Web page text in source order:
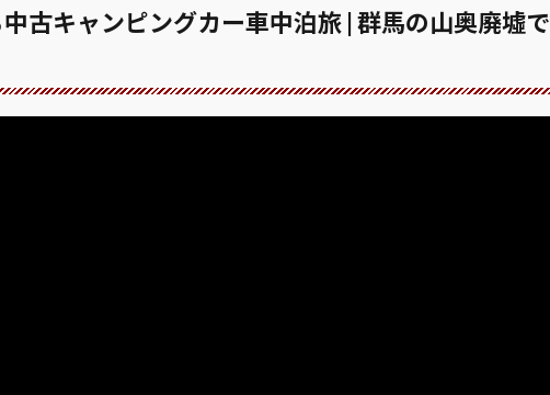
古キャンピングカー車中泊旅 | 群馬の山奥廃墟で